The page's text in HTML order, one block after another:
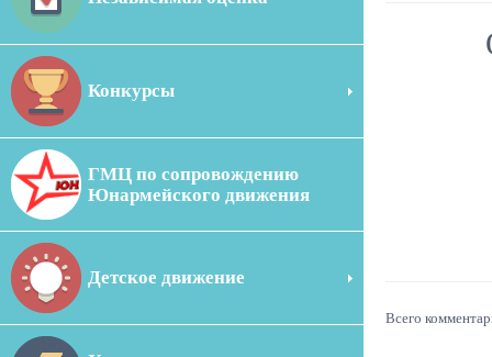
Конкурсы
ГМЦ по сопровождению
Юнармейского движения
Детское движение
Всего